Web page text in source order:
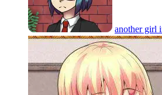
another girl